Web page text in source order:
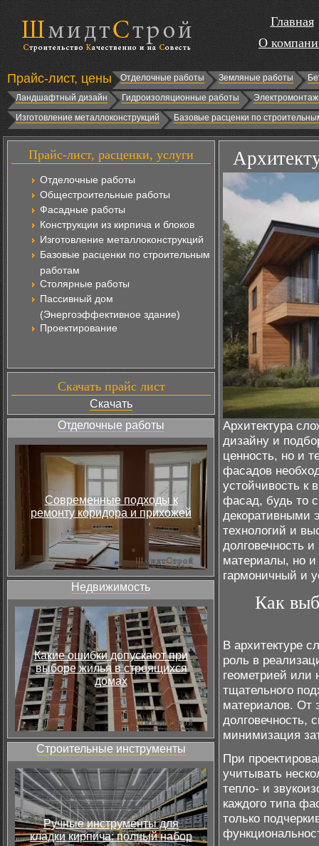
Главная
О
Прайс-лист, цены Отделочные работы Земляные работы
Ландшафтный дизайн
Гидроизоляционные работы
Изготовление металлоконструкций
Базовые расценки по
Прайс-лист, расценки, услуги
Отделочные работы
Общестроительные работы
Фасадные работы
Конструкции из кирпича и блоков
Изготовление металлоконструкций
Базовые расценки по строительным
работам
Столярные работы
Пассивный дом
(Энергоэффективное здание)
Проектирование
Скачать прайс лист
Скачать
Отделочные работы
Современные подходы к
ремонту коридора и прихожей
Недвижимость
Какие ошибки допускают при
выборе жилья в строящихся
домах
Строительные инструменты
Ручные инструменты для
кладки кирпича: полный набор
Архитектура
дизайну и
ценность, но и
фасадов
устойчивость к
фасад, будь то
декоративными
технологий и
долговечность
материалы, но и
гармоничный и
Как
В архитектуре
роль в
геометрией или
тщательного
материалов. От
долговечность,
минимизация
При
учитывать
тепло- и
каждого типа
только